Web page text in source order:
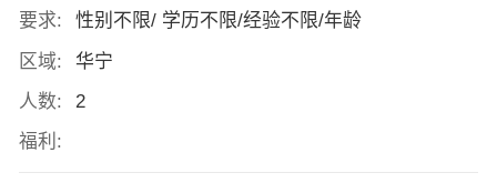
要求:
性别不限/ 学历不限/经验不限/年龄
区域:
华宁
人数:
2
福利: